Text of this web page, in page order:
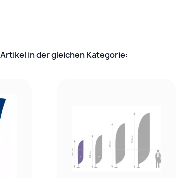
Artikel in der gleichen Kategorie: